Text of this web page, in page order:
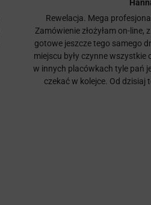
Rewelacja. Mega
Zamówienie złożyłam on-line,
gotowe jeszcze tego samego
miejscu były czynne
w innych placówkach tyle pań
czekać w kolejce. Od dzisiaj